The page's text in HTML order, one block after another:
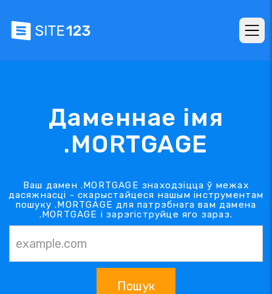
Даменнае імя
.MORTGAGE
Ваш дамен .MORTGAGE знаходзіцца ў межах
дасяжнасці - скарыстайцеся нашым інструментам
пошуку .MORTGAGE для патрэбнага вам дамена
.MORTGAGE і зарэгіструйце яго зараз.
Пошук